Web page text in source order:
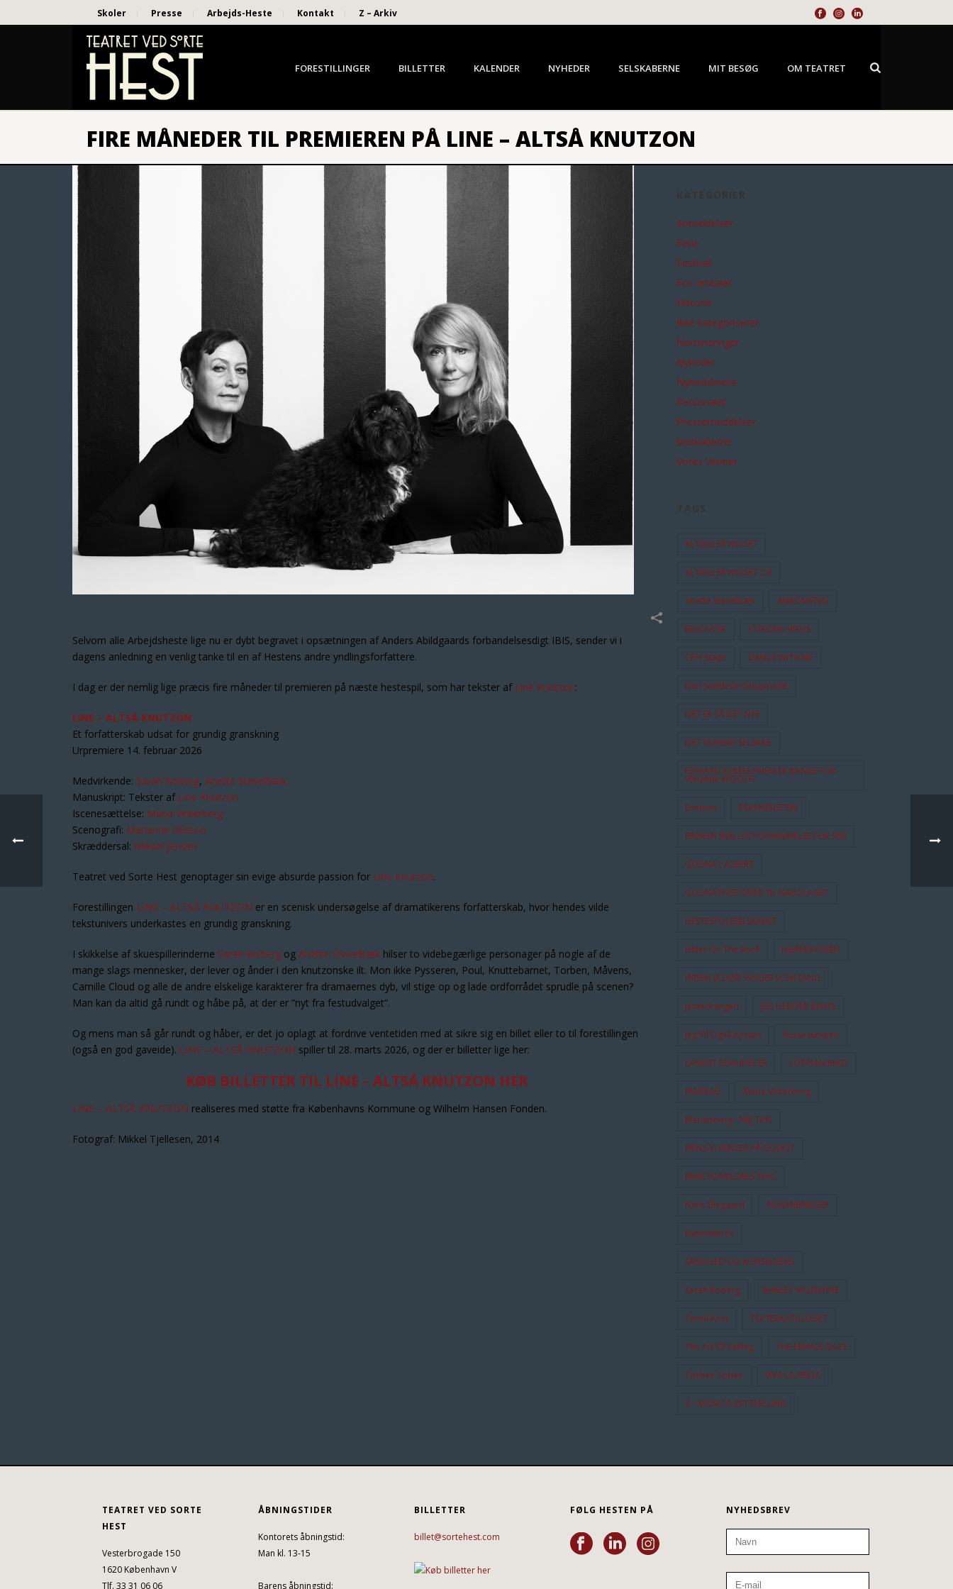
Skoler Presse Arbejds-Heste Kontakt Z – Arkiv
FORESTILLINGER BILLETTER KALENDER NYHEDER SELSKABERNE MIT BESØG OM TEATRET
FIRE MÅNEDER TIL PREMIEREN PÅ LINE – ALTSÅ KNUTZON
Selvom alle Arbejdsheste lige nu er dybt begravet i opsætningen af Anders Abildgaards forbandelsesdigt IBIS, sender vi i
dagens anledning en venlig tanke til en af Hestens andre yndlingsforfattere.
I dag er der nemlig lige præcis fire måneder til premieren på næste hestespil, som har tekster af Line Knutzon:
LINE – ALTSÅ KNUTZON
Et forfatterskab udsat for grundig granskning
Urpremiere 14. februar 2026
Medvirkende: Sarah Boberg, Anette Støvelbæk
Manuskript: Tekster af Line Knutzon
Iscenesættelse: Maria Vinterberg
Scenografi: Marianne Nilsson
Skræddersal: Mikael Jensen
Teatret ved Sorte Hest genoptager sin evige absurde passion for Line Knutzon.
Forestillingen LINE – ALTSÅ KNUTZON er en scenisk undersøgelse af dramatikerens forfatterskab, hvor hendes vilde
tekstunivers underkastes en grundig granskning.
I skikkelse af skuespillerinderne Sarah Boberg og Anette Støvelbæk hilser to videbegærlige personager på nogle af de
mange slags mennesker, der lever og ånder i den knutzonske ilt. Mon ikke Pysseren, Poul, Knuttebarnet, Torben, Måvens,
Camille Cloud og alle de andre elskelige karakterer fra dramaernes dyb, vil stige op og lade ordforrådet sprudle på scenen?
Man kan da altid gå rundt og håbe på, at der er ”nyt fra festudvalget”.
Og mens man så går rundt og håber, er det jo oplagt at fordrive ventetiden med at sikre sig en billet eller to til forestillingen
(også en god gaveide). LINE – ALTSÅ KNUTZON spiller til 28. marts 2026, og der er billetter lige her:
KØB BILLETTER TIL LINE – ALTSÅ KNUTZON HER
LINE – ALTSÅ KNUTZON realiseres med støtte fra Københavns Kommune og Wilhelm Hansen Fonden.
Fotograf: Mikkel Tjellesen, 2014
Anmeldelser
Ferie
Festival
For-omtaler
Historie
Ikke kategoriseret
Nomineringer
Nyheder
Nyhedsbreve
Personalet
Pressemeddelser
Selskaberne
Vores Venner
ALTING ER NOGET
ALTING ER NOGET 2.0
Anette Støvelbæk ANKOMSTEN
BEAUVOIR CORONA-VIRUS
CPH Stage DANCE WITH ME
Den Skaldede Sangerinde
DET ER SÅ DET NYE
DET FILMISKE SELSKAB
EDWARD ALBEES HVEM ER BANGE FOR
VIRGINIA WOOLF?
Enetime FRANKENSTEIN
FRØKEN SMILLAS FORNEMMELSE FOR SNE
GODNAT ALBERT
GODNATHISTORIER TIL NABOLAGET
HESTESTOLESELSKABET
Hitler On The Roof HJERNEKASSEN
INDEN VI DØR SYNGER VI EN SANG
Jantedrengen JEG HEDDER BENTE
Jeg Vil Også Kysses Kussesumpen
LANDET SOM IKKE ER LOPPEMARKED
MAIREAD Maria Vinterberg
Marienborg - NEJ TAK!
MENS VI VENTER PÅ GODOT
MINE FORÆLDRES TING
Niels Ellegaard NOMINERINGER
Nyhedsbrev
SANDHED OG KONSEKVENS
Sarah Boberg SHIRLEY VALENTINE
Tarok-Kort TEATERKATALOGET
The Art Of Falling THE FEMALE GAZE
Torben Toben VIVA LA FRIDA
Z - MONICA ZETTERLUND
TEATRET VED SORTE
HEST
Vesterbrogade 150
1620 København V
Tlf. 33 31 06 06
ÅBNINGSTIDER
Kontorets åbningstid:
Man kl. 13-15
Barens åbningstid:
BILLETTER
billet@sortehest.com
FØLG HESTEN PÅ NYHEDSBREV